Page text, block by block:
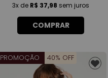
3x de R$ 37,98 sem juros
COMPRAR
PROMOÇÃO 40% OFF